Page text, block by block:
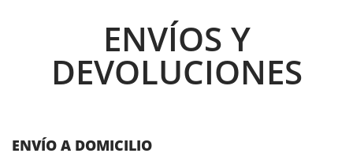
ENVÍOS Y
DEVOLUCIONES
ENVÍO A DOMICILIO